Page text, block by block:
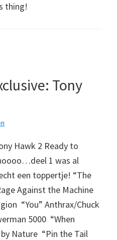
thing!
Tony
Hawk 2 Ready to
1 was al
een toppertje! “The
Against the Machine 
 “You” Anthrax/Chuck
5000  “When
Nature  “Pin the Tail